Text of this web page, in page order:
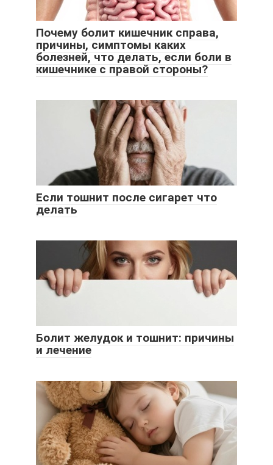
Почему болит кишечник справа,
причины, симптомы каких
болезней, что делать, если боли в
кишечнике с правой стороны?
Если тошнит после сигарет что
делать
Болит желудок и тошнит: причины
и лечение